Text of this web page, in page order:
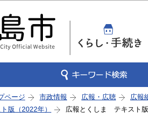
ページ 市政情報 広報・広聴
広報
版（2022年）
広報とくしま テキスト